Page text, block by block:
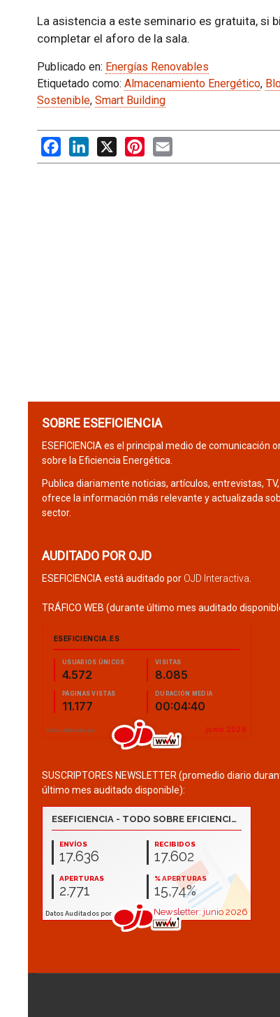
La asistencia a este seminario es gratuita, si
completar el aforo de la sala.
Publicado en: Energías Renovables
Etiquetado como: Almacenamiento Energético,
Sostenible, Smart Building
FacebookLinkedIn
X PinterestEmail
SOBRE ESEFICIENCIA
ESEFICIENCIA es el principal medio de comunicación
sobre la Eficiencia Energética.
Publica diariamente noticias, artículos, entrevistas,
ofrece la información más relevante y actualizada
sector.
AUDITADO POR OJD
ESEFICIENCIA está auditado por OJD Interactiva
TRÁFICO WEB (durante último mes auditado
SUSCRIPTORES NEWSLETTER (promedio diario
último mes auditado disponible):